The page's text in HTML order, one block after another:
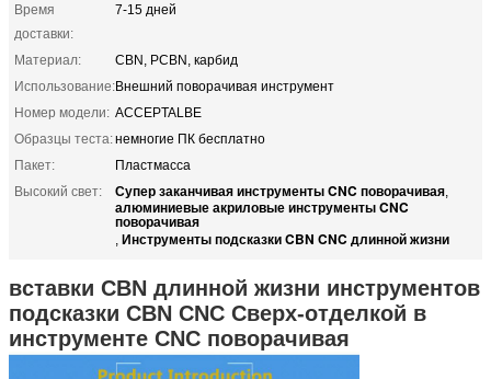
Время
доставки:
7-15 дней
Материал:
CBN, PCBN, карбид
Использование:Внешний поворачивая инструмент
Номер модели: ACCEPTALBE
Образцы теста:немногие ПК бесплатно
Пакет:
Пластмасса
Высокий свет:
Супер заканчивая инструменты CNC поворачивая,
алюминиевые акриловые инструменты CNC
поворачивая
, Инструменты подсказки CBN CNC длинной жизни
вставки CBN длинной жизни инструментов
подсказки CBN CNC Сверх-отделкой в
инструменте CNC поворачивая